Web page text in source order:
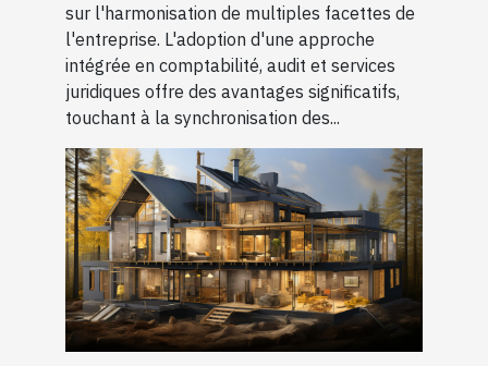
sur l'harmonisation de multiples facettes de
l'entreprise. L'adoption d'une approche
intégrée en comptabilité, audit et services
juridiques offre des avantages significatifs,
touchant à la synchronisation des...